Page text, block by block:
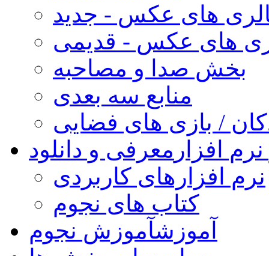
های عکس - جدید
های عکس - قدیمی
بخش صدا و مصاحبه
منابع سه بعدی
/ بازی های فضایی
افزار معرفی و دانلود
نرم افزارهای کاربردی
کتاب های نجوم
آموزشآموزش نجوم